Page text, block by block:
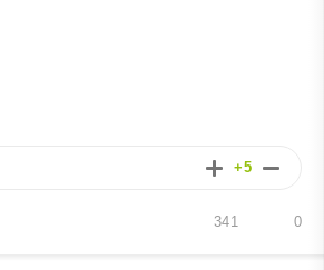
+5
0
341